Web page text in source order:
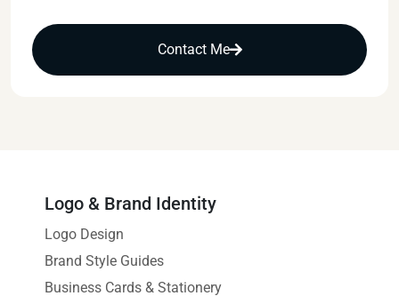
Contact Me
Logo & Brand Identity
Logo Design
Brand Style Guides
Business Cards & Stationery